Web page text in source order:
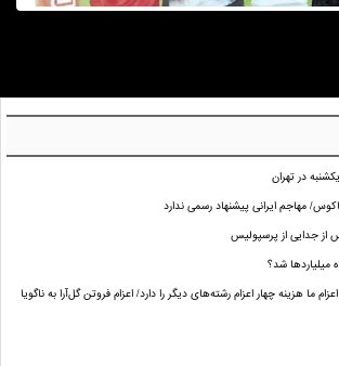
در تهران
مهاجم ایرانی پیشنهاد رسمی ندارد
از جدایی از پرسپولیس
میلیاردها شد؟
ما هزینه چهار اعزام رشته‌های دیگر را دارد/ اعزام فروتن گل‌آرا به ناگویا